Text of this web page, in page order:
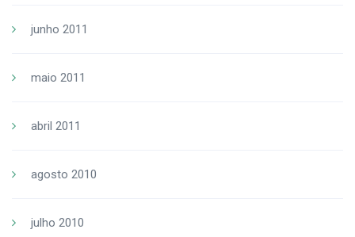
junho 2011
maio 2011
abril 2011
agosto 2010
julho 2010